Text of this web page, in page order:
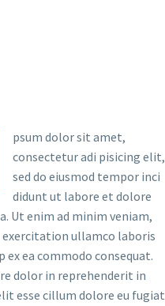
psum dolor sit amet,
consectetur adi pisicing elit,
sed do eiusmod tempor inci
didunt ut labore et dolore
Ut enim ad minim veniam,
exercitation ullamco laboris
ex ea commodo consequat.
dolor in reprehenderit in
esse cillum dolore eu fugiat